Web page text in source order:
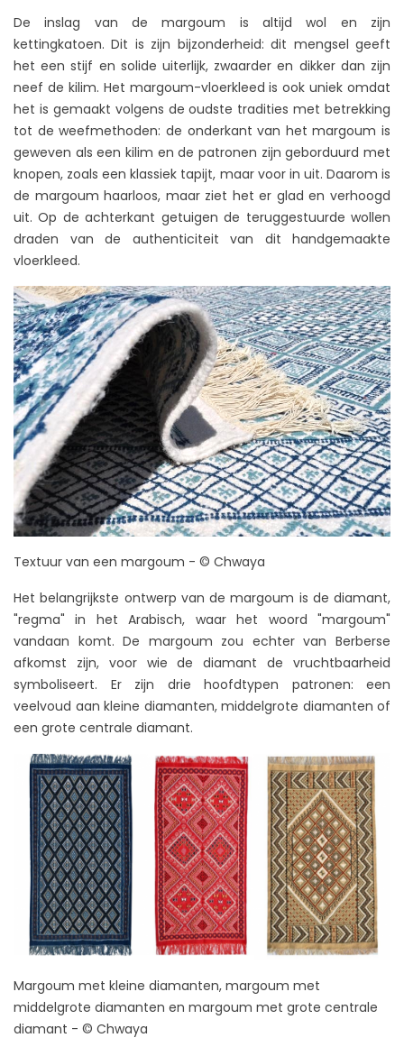
De inslag van de margoum is altijd wol en zijn
kettingkatoen. Dit is zijn bijzonderheid: dit mengsel geeft
het een stijf en solide uiterlijk, zwaarder en dikker dan zijn
neef de kilim. Het margoum-vloerkleed is ook uniek omdat
het is gemaakt volgens de oudste tradities met betrekking
tot de weefmethoden: de onderkant van het margoum is
geweven als een kilim en de patronen zijn geborduurd met
knopen, zoals een klassiek tapijt, maar voor in uit. Daarom is
de margoum haarloos, maar ziet het er glad en verhoogd
uit. Op de achterkant getuigen de teruggestuurde wollen
draden van de authenticiteit van dit handgemaakte
vloerkleed.
Textuur van een margoum - © Chwaya
Het belangrijkste ontwerp van de margoum is de diamant,
"regma" in het Arabisch, waar het woord "margoum"
vandaan komt. De margoum zou echter van Berberse
afkomst zijn, voor wie de diamant de vruchtbaarheid
symboliseert. Er zijn drie hoofdtypen patronen: een
veelvoud aan kleine diamanten, middelgrote diamanten of
een grote centrale diamant.
Margoum met kleine diamanten, margoum met
middelgrote diamanten en margoum met grote centrale
diamant - © Chwaya